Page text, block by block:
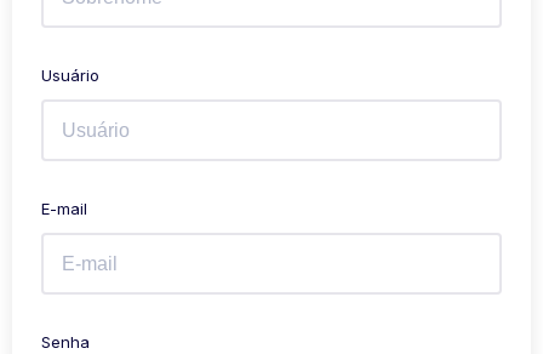
Usuário
E-mail
Senha